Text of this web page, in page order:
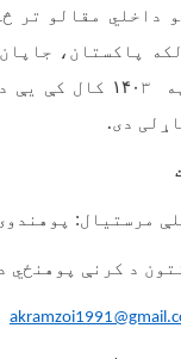
داخلي مقالو تر
پاکستان،
۱۴۰ ۳ کال کې
دی.
مرستیال:
د کرنې پوهنځي